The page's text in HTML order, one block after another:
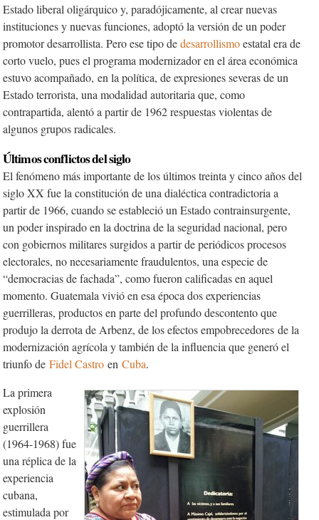
Estado liberal oligárquico y, paradójicamente, al crear nuevas
instituciones y nuevas funciones, adoptó la versión de un poder
promotor desarrollista. Pero ese tipo dedesarrollismoestatal era de
corto vuelo, pues el programa modernizador en el área económica
estuvo acompañado, en la política, de expresiones severas de un
Estado terrorista, una modalidad autoritaria que, como
contrapartida, alentó a partir de 1962 respuestas violentas de
algunos grupos radicales.
Últimos conflictos del siglo
El fenó­meno más importante de los últimos treinta y cinco años del
siglo XX fue la constitución de una dialéctica contradictoria a
partir de 1966, cuando se estableció un Estado contrainsurgente,
un poder inspirado en la doctrina de la seguridad nacional, pero
con gobiernos militares surgidos a partir de periódicos procesos
electorales, no necesariamente fraudulentos, una especie de
“democracias de fachada”, como fueron calificadas en aquel
momento. Guatemala vivió en esa época dos experiencias
guerrilleras, productos en parte del profundo descontento que
produjo la derrota de Arbenz, de los efectos empobrecedores de la
modernización agrícola y también de la influencia que generó el
triunfo de Fidel Castro en Cuba.
La primera
explosión
guerrillera
(1964-1968) fue
una réplica de la
experiencia
cubana,
estimulada por